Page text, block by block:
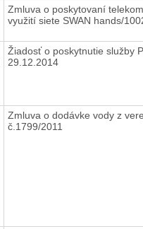
Zmluva o poskytovaní
využití siete SWAN hands/
Žiadosť o poskytnutie služby
29.12.2014
Zmluva o dodávke vody z
č.1799/2011